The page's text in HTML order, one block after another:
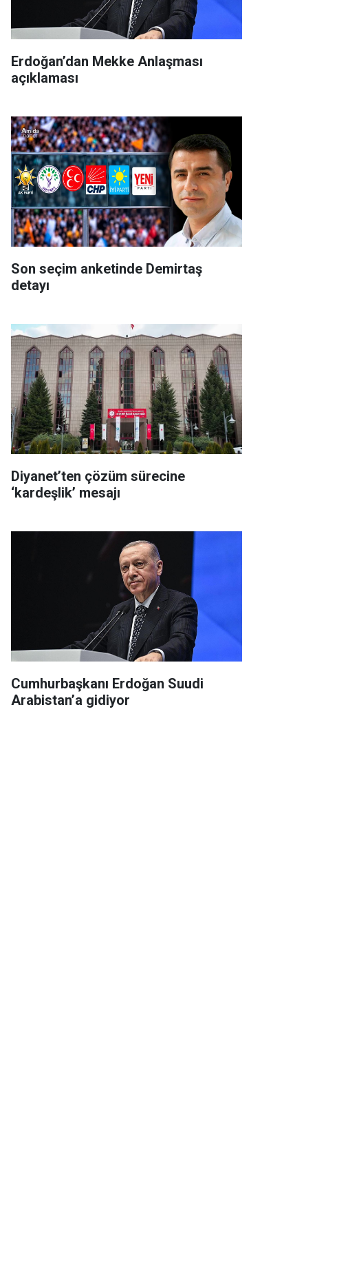
Erdoğan’dan Mekke Anlaşması
açıklaması
Son seçim anketinde Demirtaş
detayı
Diyanet’ten çözüm sürecine
‘kardeşlik’ mesajı
Cumhurbaşkanı Erdoğan Suudi
Arabistan’a gidiyor